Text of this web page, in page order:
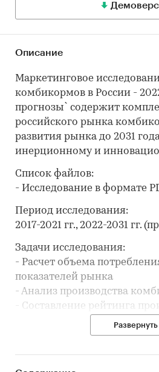
Описание
Маркетинговое
комбикормов в России -
прогнозы` содержит
российского рынка
развития рынка до 2031
инерционному и
Список файлов:
- Исследование в формате
Период исследования:
2017-2021 гг., 2022-2031 гг.
Задачи исследования:
- Расчет объема
показателей рынка
- Анализ производства
- Составление рейтинга
- Анализ цен
- Анализ импорта и
Развернуть